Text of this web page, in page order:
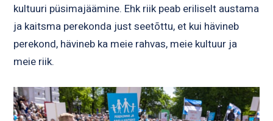
kultuuri püsimajäämine. Ehk riik peab eriliselt austama
ja kaitsma perekonda just seetõttu, et kui hävineb
perekond, hävineb ka meie rahvas, meie kultuur ja
meie riik.